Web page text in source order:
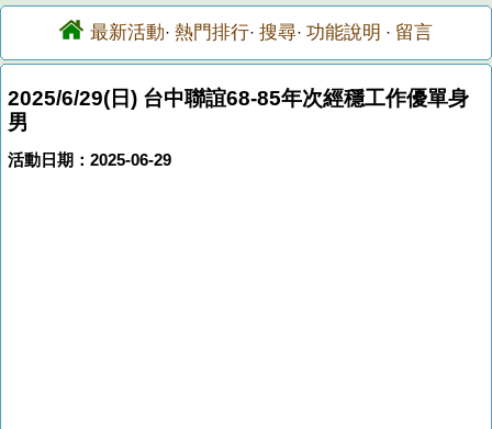
最新活動· 熱門排行· 搜尋· 功能說明 · 留言
2025/6/29(日) 台中聯誼68-85年次經穩工作優單身
男
活動日期：2025-06-29